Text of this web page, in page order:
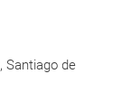
Santiago de